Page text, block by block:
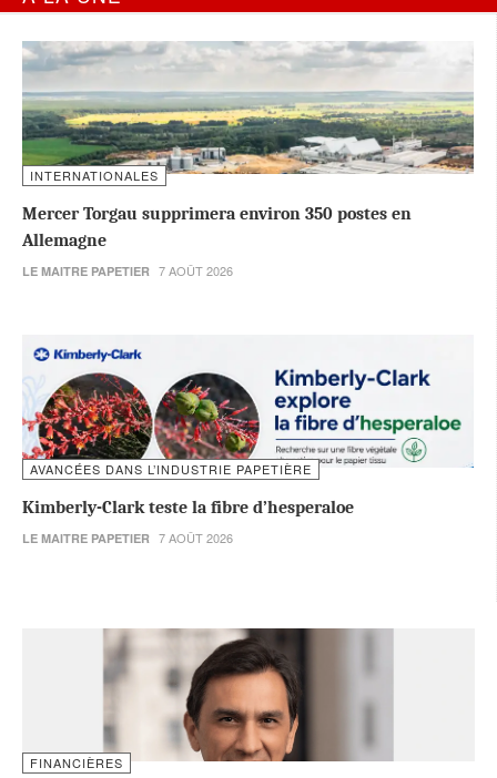
INTERNATIONALES
Mercer Torgau supprimera environ 350 postes en
Allemagne
LE MAITRE PAPETIER 7 AOÛT 2026
AVANCÉES DANS L’INDUSTRIE PAPETIÈRE
Kimberly-Clark teste la fibre d’hesperaloe
LE MAITRE PAPETIER 7 AOÛT 2026
FINANCIÈRES